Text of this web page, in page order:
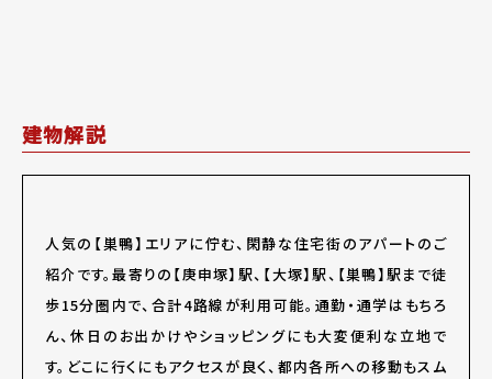
建物解説
人気の【巣鴨】エリアに佇む、閑静な住宅街のアパートのご
紹介です。最寄りの【庚申塚】駅、【大塚】駅、【巣鴨】駅まで徒
歩15分圏内で、合計4路線が利用可能。通勤・通学はもちろ
ん、休日のお出かけやショッピングにも大変便利な立地で
す。どこに行くにもアクセスが良く、都内各所への移動もスム